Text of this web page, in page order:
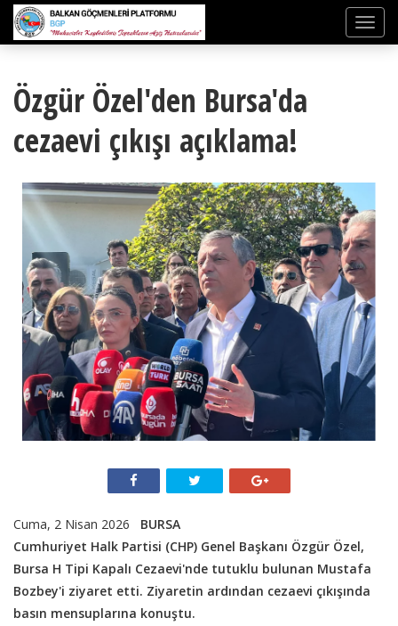
Özgür Özel'den Bursa'da
cezaevi çıkışı açıklama!
Cuma, 2 Nisan 2026 BURSA
Cumhuriyet Halk Partisi (CHP) Genel Başkanı Özgür Özel,
Bursa H Tipi Kapalı Cezaevi'nde tutuklu bulunan Mustafa
Bozbey'i ziyaret etti. Ziyaretin ardından cezaevi çıkışında
basın mensuplarına konuştu.